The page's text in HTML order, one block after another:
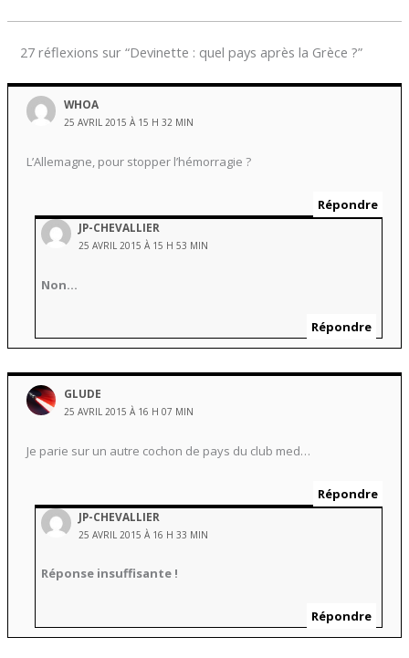
27 réflexions sur “Devinette : quel pays après la Grèce ?”
WHOA
25 AVRIL 2015 À 15 H 32 MIN
L’Allemagne, pour stopper l’hémorragie ?
Répondre
JP-CHEVALLIER
25 AVRIL 2015 À 15 H 53 MIN
Non…
Répondre
GLUDE
25 AVRIL 2015 À 16 H 07 MIN
Je parie sur un autre cochon de pays du club med…
Répondre
JP-CHEVALLIER
25 AVRIL 2015 À 16 H 33 MIN
Réponse insuffisante !
Répondre